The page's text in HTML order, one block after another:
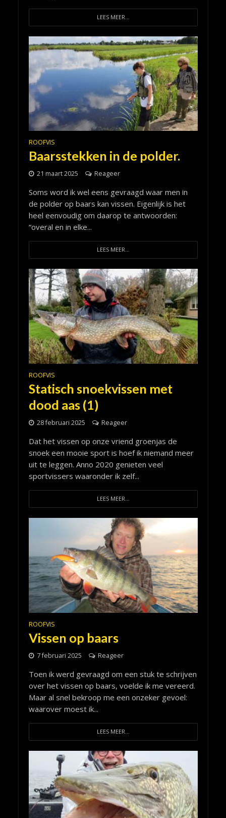
LEES MEER...
ROOFVIS
Baarsstekken in de polder.
21 maart 2025 Reageer
Soms word ik wel eens gevraagd waar men in
de polder op baars kan vissen. Eigenlijk is het
heel eenvoudig om daarop te antwoorden:
“overal en in elke...
LEES MEER...
ROOFVIS
Statisch snoekvissen met
dood aas (1)
28 februari 2025 Reageer
Dat het vissen op onze vriend groenjas de
snoek een mooie sport is hoef ik niemand meer
uit te leggen. Anno 2020 genieten veel
sportvissers waaronder ik zelf...
LEES MEER...
ROOFVIS
Vissen op baars
7 februari 2025 Reageer
Toen ik werd gevraagd om een stuk te schrijven
over het vissen op baars, voelde ik me vereerd.
Maar al snel bekroop me een onzeker gevoel:
waarover moest ik...
LEES MEER...